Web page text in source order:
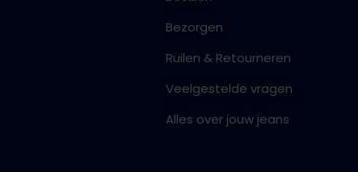
Bezorgen
Ruilen & Retourneren
Veelgestelde vragen
Alles over jouw jeans